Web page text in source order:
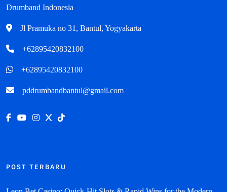
Drumband Indonesia
Jl Pramuka no 31, Bantul, Yogyakarta
+62895420832100
+62895420832100
pddrumbandbantul@gmail.com
POST TERBARU